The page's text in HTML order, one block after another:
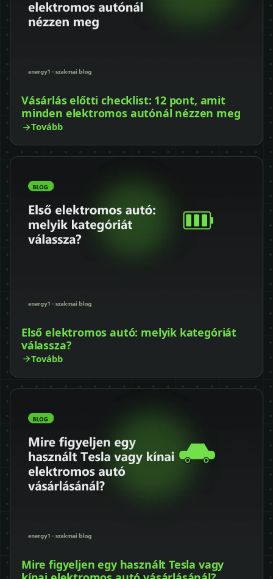
Vásárlás előtti checklist: 12 pont, amit
minden elektromos autónál nézzen meg
Tovább
Első elektromos autó: melyik kategóriát
válassza?
Tovább
Mire figyeljen egy használt Tesla vagy